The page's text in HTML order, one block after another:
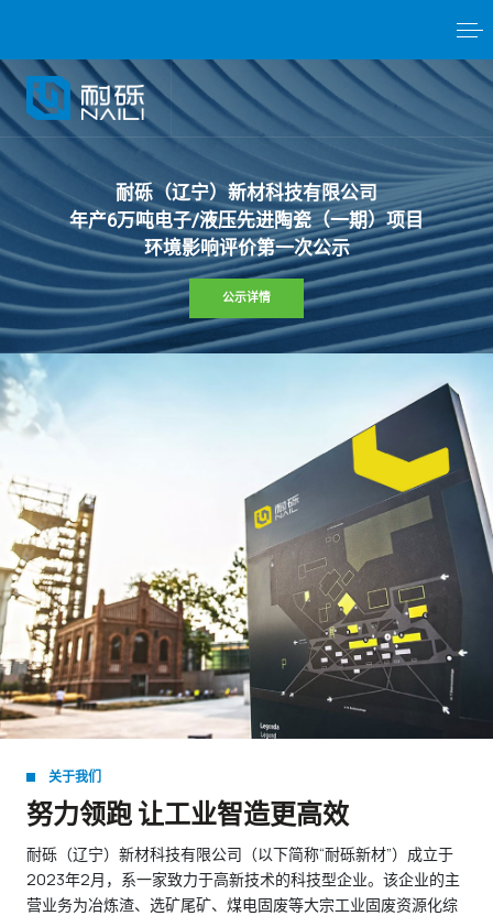
耐砾（辽宁）新材科技有限公司
年产6万吨电子/液压先进陶瓷（一期）项目
环境影响评价第一次公示
公示详情
关于我们
努力领跑 让工业智造更高效
耐砾（辽宁）新材科技有限公司（以下简称“耐砾新材”）成立于
2023年2月，系一家致力于高新技术的科技型企业。该企业的主
营业务为冶炼渣、选矿尾矿、煤电固废等大宗工业固废资源化综